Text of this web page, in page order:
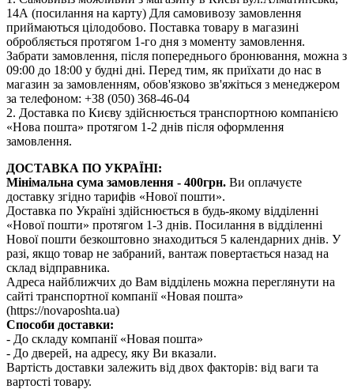
14А (посилання на карту) Для самовивозу замовлення
приймаються цілодобово. Поставка товару в магазині
обробляється протягом 1-го дня з моменту замовлення.
Забрати замовлення, після попереднього бронювання, можна з
09:00 до 18:00 у будні дні. Перед тим, як приїхати до нас в
магазин за замовленням, обов'язково зв'яжіться з менеджером
за телефоном: +38 (050) 368-46-04
2. Доставка по Києву здійснюється транспортною компанією
«Нова пошта» протягом 1-2 днів після оформлення
замовлення.
ДОСТАВКА ПО УКРАЇНІ:
Мінімальна сума замовлення - 400грн. Ви оплачуєте
доставку згідно тарифів «Нової пошти».
Доставка по Україні здійснюється в будь-якому відділенні
«Нової пошти» протягом 1-3 днів. Посилання в відділенні
Нової пошти безкоштовно знаходиться 5 календарних днів. У
разі, якщо товар не забраний, вантаж повертається назад на
склад відправника.
Адреса найближчих до Вам відділень можна переглянути на
сайті транспортної компанії «Новая пошта»
(https://novaposhta.ua)
Способи доставки:
- До складу компанії «Новая пошта»
- До дверей, на адресу, яку Ви вказали.
Вартість доставки залежить від двох факторів: від ваги та
вартості товару.